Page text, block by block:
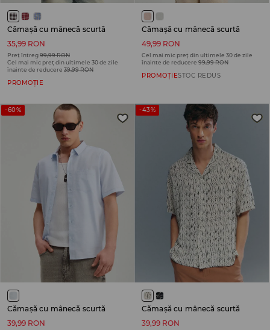
Cămașă cu mânecă scurtă
35,99 RON
Preț întreg99,99 RON
Cel mai mic preț din ultimele 30 de zile
înainte de reducere 39,99 RON
PROMOȚIE
Cămașă cu mânecă scurtă
49,99 RON
Cel mai mic preț din ultimele 30 de zile
înainte de reducere 99,99 RON
PROMOȚIESTOC REDUS
-60%
Cămașă cu mânecă scurtă
39,99 RON
-43%
Cămașă cu mânecă scurtă
39,99 RON